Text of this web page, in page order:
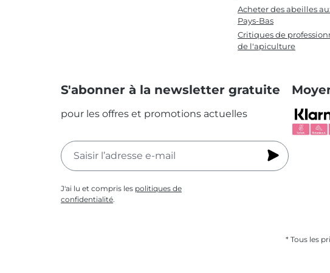
Acheter des abeilles
Pays-Bas
Critiques de
de l'apiculture
S'abonner à la newsletter gratuite
pour les offres et promotions actuelles
J'ai lu et compris les politiques de
confidentialité.
* Tous les